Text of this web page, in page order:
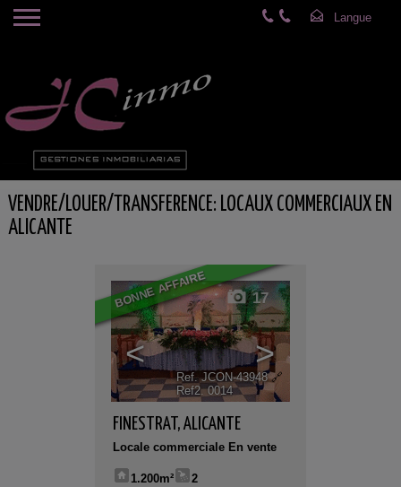
VENDRE/LOUER/TRANSFERENCE: LOCAUX COMMERCIAUX EN
ALICANTE
BONNE AFFAIRE
< >
17
Ref. JCON-43948 🔗
Ref2. 0014
FINESTRAT , ALICANTE
Locale commerciale En vente
1.200m² 2